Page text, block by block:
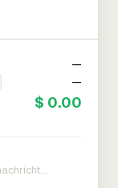
—
—
$ 0.00